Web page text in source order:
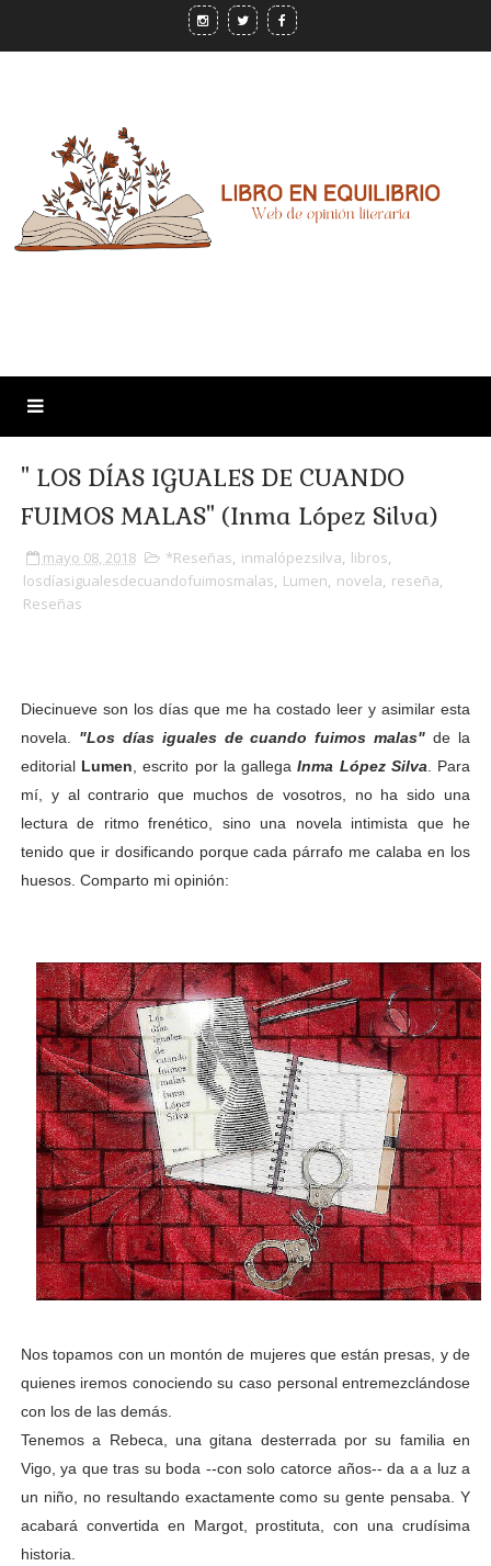
" LOS DÍAS IGUALES DE CUANDO
FUIMOS MALAS" (Inma López Silva)
mayo 08, 2018 *Reseñas, inmalópezsilva, libros,
losdíasigualesdecuandofuimosmalas, Lumen, novela, reseña,
Reseñas
Diecinueve son los días que me ha costado leer y asimilar esta
novela. "Los días iguales de cuando fuimos malas" de la
editorial Lumen, escrito por la gallegaInma López Silva. Para
mí, y al contrario que muchos de vosotros, no ha sido una
lectura de ritmo frenético, sino una novela intimista que he
tenido que ir dosificando porque cada párrafo me calaba en los
huesos. Comparto mi opinión:
Nos topamos con un montón de mujeres que están presas, y de
quienes iremos conociendo su caso personal entremezclándose
con los de las demás.
Tenemos a Rebeca, una gitana desterrada por su familia en
Vigo, ya que tras su boda --con solo catorce años-- da a a luz a
un niño, no resultando exactamente como su gente pensaba. Y
acabará convertida en Margot, prostituta, con una crudísima
historia.